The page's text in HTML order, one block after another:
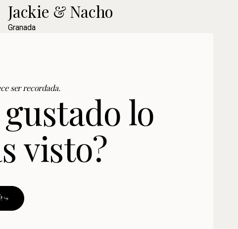
Jackie & Nacho
Granada
ser recordada.
gustado lo
visto?